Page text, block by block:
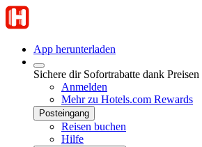
App herunterladen
Sichere dir Sofortrabatte dank
Anmelden
Mehr zu Hotels.com Rewards
Posteingang
Reisen buchen
Hilfe